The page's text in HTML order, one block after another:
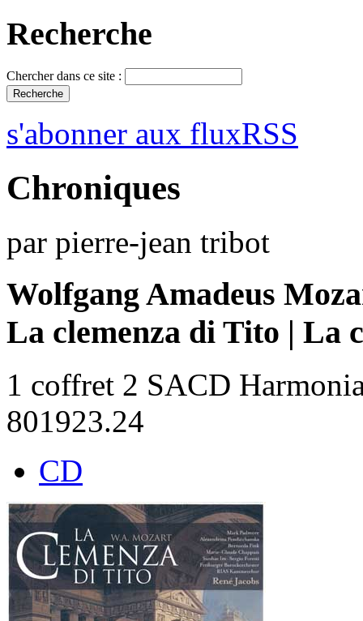
Recherche
Chercher dans ce site :
s'abonner aux fluxRSS
Chroniques
par pierre-jean tribot
Wolfgang Amadeus
La clemenza di Tito | La
1 coffret 2 SACD
801923.24
CD